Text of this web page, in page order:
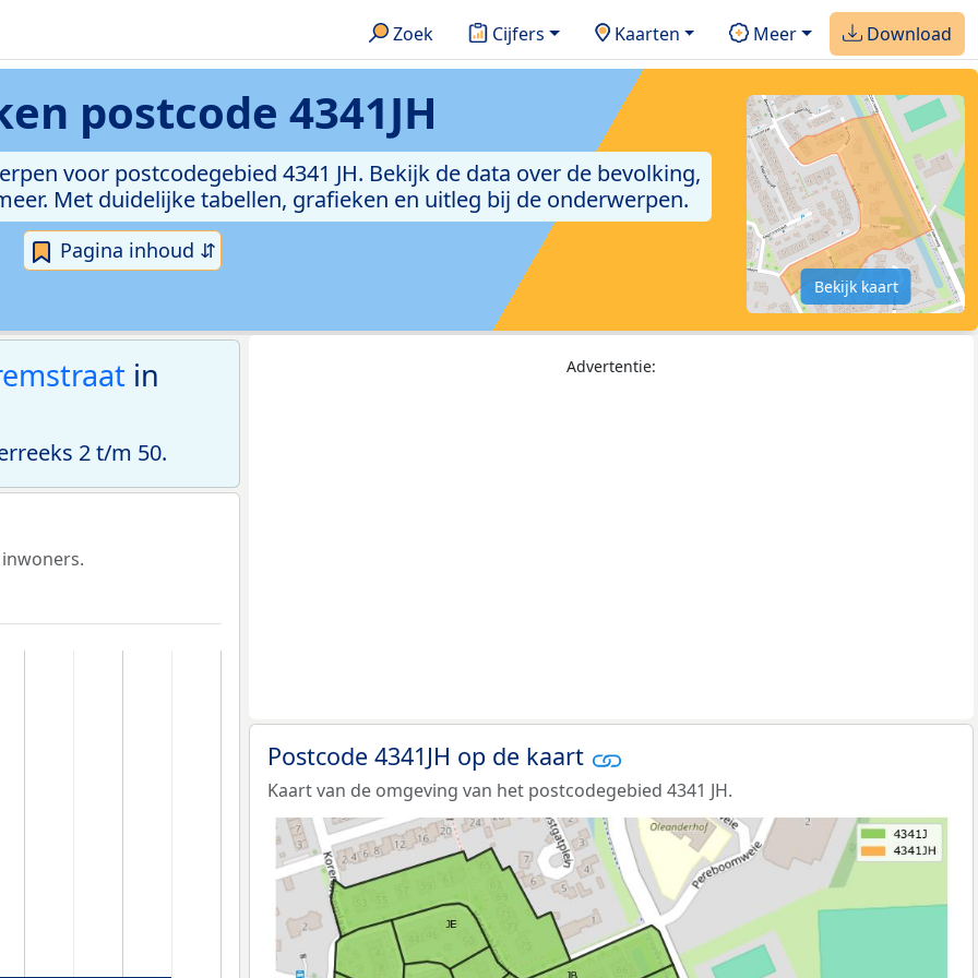
Zoek Cijfers Kaarten Meer Download
postcode 4341JH
voor postcodegebied 4341 JH. Bekijk de data over de bevolking,
Met duidelijke tabellen, grafieken en uitleg bij de onderwerpen.
Pagina inhoud ⇵
Bekijk kaart
in
2 t/m 50.
Advertentie:
Postcode 4341JH op de kaart
Kaart van de omgeving van het postcodegebied 4341 JH.